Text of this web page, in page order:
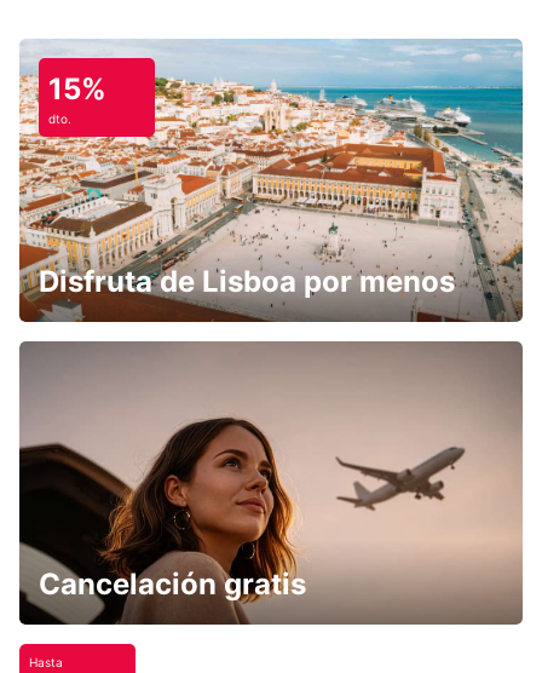
15%
dto.
Disfruta de Lisboa por menos
Cancelación gratis
Hasta